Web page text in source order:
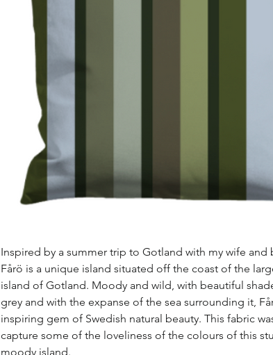
Inspired by a summer trip to Gotland with my wife and
Fårö is a unique island situated off the coast of the
island of Gotland. Moody and wild, with beautiful
grey and with the expanse of the sea surrounding it,
inspiring gem of Swedish natural beauty. This fabric
capture some of the loveliness of the colours of this
moody island.